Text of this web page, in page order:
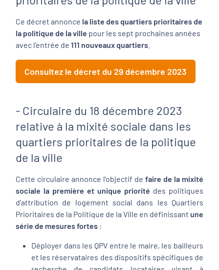
Ce décret annonce la liste des quartiers prioritairesde
la politique de la ville pour les sept prochaines années
avec l'entrée de 111 nouveaux quartiers
Consultez le décret du 29 décembre 2023
- Circulaire du 18 décembre 2023
relative à la mixité sociale dans les
quartiers prioritaires de la politique
de la ville
Cette circulaire annonce l'objectif de faire de la mixité
sociale la première et unique priorité des politiques
d’attribution de logement social dans les Quartiers
Prioritaires de la Politique de la Ville en définissant une
série de mesures fortes :
Déployer dans les QPV entre le maire, les bailleurs
et les réservataires des dispositifs spécifiques de